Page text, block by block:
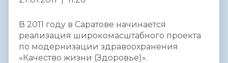
В 2011 году в Саратове начинается
реализация широкомасштабного проекта
по модернизации здравоохранения
«Качество жизни (Здоровье)».